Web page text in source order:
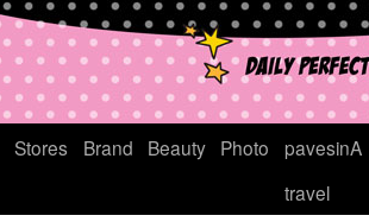
Stores Brand Beauty Photo
pavesinA
travel